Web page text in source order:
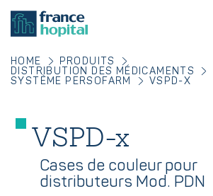
HOME
PRODUITS
DISTRIBUTION DES MÉDICAMENTS
SYSTÈME PERSOFARM
VSPD-X
VSPD-x
Cases de couleur pour
distributeurs Mod. PDN